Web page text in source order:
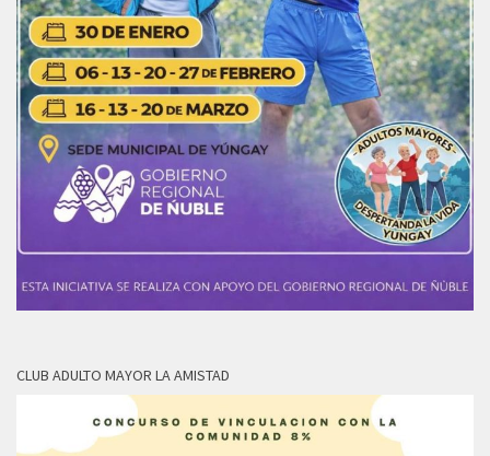
CLUB ADULTO MAYOR LA AMISTAD